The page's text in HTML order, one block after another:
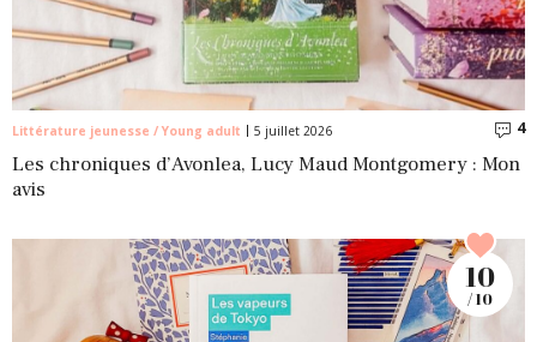
Littérature jeunesse / Young adult 5 juillet 2026 4
Les chroniques d’Avonlea, Lucy Maud Montgomery : Mon
avis
10
/ 10